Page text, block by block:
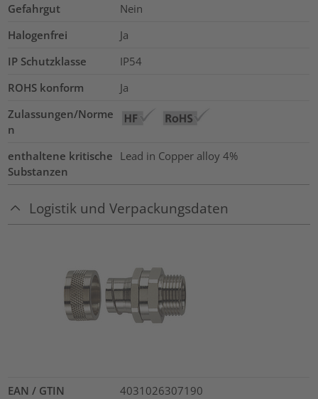
Gefahrgut
Nein
Halogenfrei
Ja
IP Schutzklasse
IP54
ROHS konform
Ja
Zulassungen/Norme
n
enthaltene kritische
Substanzen
Lead in Copper alloy 4%
Logistik und Verpackungsdaten
EAN / GTIN
4031026307190